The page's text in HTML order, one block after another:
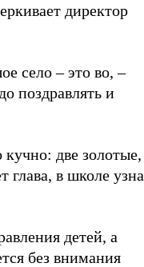
директор
село – это во, –
поздравлять и
две золотые,
глава, в школе
детей, а
без внимания